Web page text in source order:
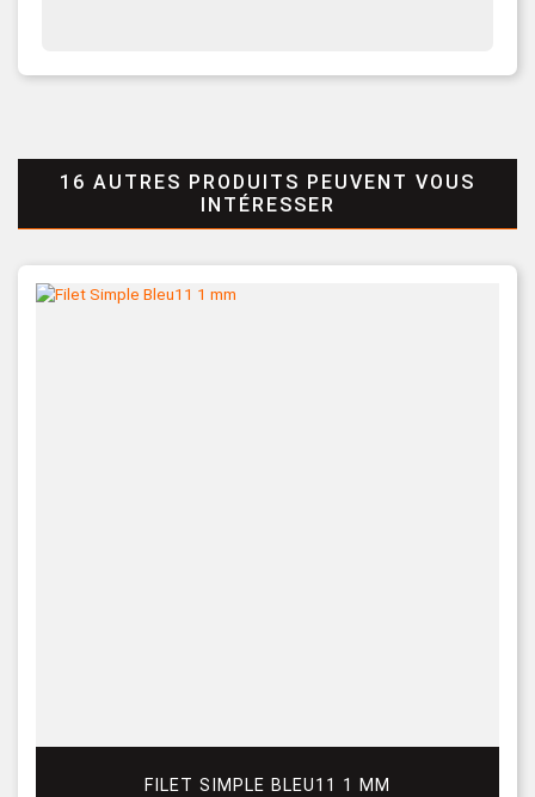
16 AUTRES PRODUITS PEUVENT VOUS
INTÉRESSER
FILET SIMPLE BLEU11 1 MM